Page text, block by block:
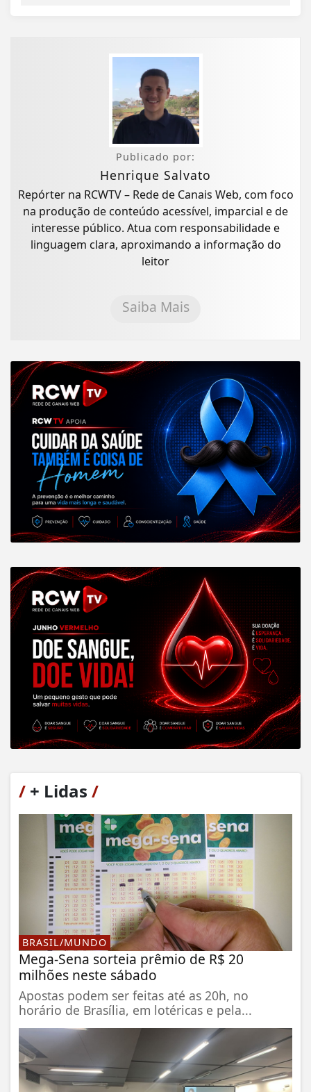
Publicado por:
Henrique Salvato
Repórter na RCWTV – Rede de Canais Web, com foco
na produção de conteúdo acessível, imparcial e de
interesse público. Atua com responsabilidade e
linguagem clara, aproximando a informação do
leitor
Saiba Mais
/ + Lidas /
BRASIL/MUNDO
Mega-Sena sorteia prêmio de R$ 20
milhões neste sábado
Apostas podem ser feitas até as 20h, no
horário de Brasília, em lotéricas e pela...